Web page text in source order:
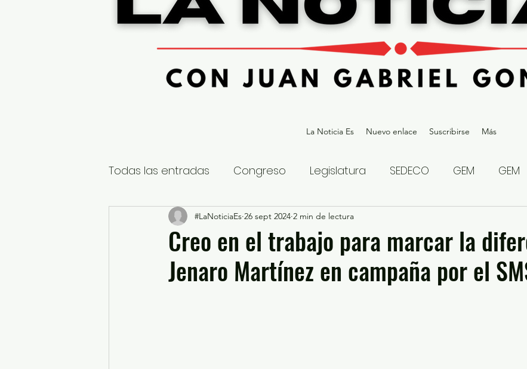
La Noticia Es Nuevo enlace Suscribirse Más
Todas las entradas Congreso Legislatura SEDECO GEM GEM
Nacional Estatal Gubernatura Edoméx 2023
Educación y Cultura Seguridad y Justicia Denuncia Ciudadana
Creo en el trabajo para marcar la
Jenaro Martínez en campaña por el
#LaNoticiaEs 26 sept 2024 2 min de lectura